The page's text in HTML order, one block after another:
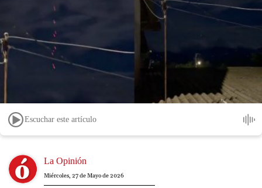
Escuchar este artículo
Image La Opinión
Miércoles, 27 de Mayo de 2026